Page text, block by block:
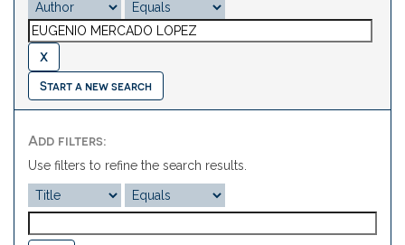
Start a new search
Add filters:
Use filters to refine the search results.